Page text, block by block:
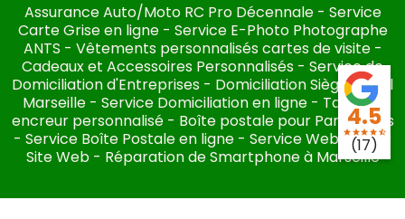
Assurance Auto/Moto RC Pro Décennale- Service
Carte Grise en ligne- Service E-Photo Photographe
ANTS - Vêtements personnalisés cartes de visite-
Cadeaux et Accessoires Personnalisés - Service de
Domiciliation d'Entreprises - Domiciliation Siège Social
Marseille- Service Domiciliation en ligne- Tampon
encreur personnalisé- Boîte postale pour Particuliers
- Service Boîte Postale en ligne - Service Webmaster
Site Web- Réparation de Smartphone à Marseille
4.5
star starstar star star_half
(17)